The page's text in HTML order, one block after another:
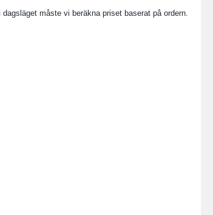
måste vi beräkna priset baserat på ordern.